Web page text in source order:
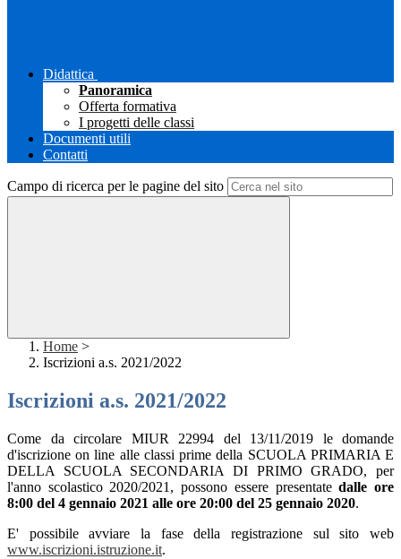
Didattica
Panoramica
Offerta formativa
I progetti delle classi
Documenti utili
Contatti
Campo di ricerca per le pagine del sito
Home >
Iscrizioni a.s. 2021/2022
Iscrizioni a.s. 2021/2022
Come da circolare MIUR 22994 del 13/11/2019 le domande
d'iscrizione on line alle classi prime della SCUOLA PRIMARIA E
DELLA SCUOLA SECONDARIA DI PRIMO GRADO, per
l'anno scolastico 2020/2021, possono essere presentatedalle ore
8:00 del 4 gennaio 2021 alle ore 20:00 del 25 gennaio 2020.
E' possibile avviare la fase della registrazione sul sito web
www.iscrizioni.istruzione.it.